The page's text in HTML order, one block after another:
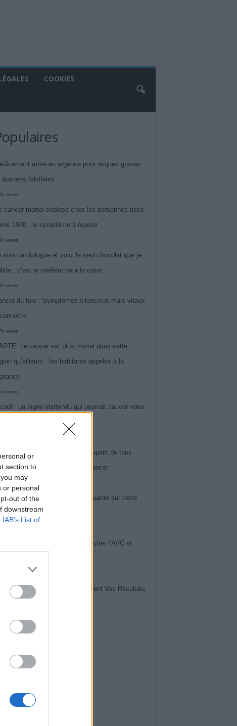
or
section to
may
or personal
out of the
downstream
IAB’s List of
COOKIES
retiré en urgence pour risques graves
données falsifiées
views
cancer mortel explose chez les personnes nées
1980 : le symptôme à repérer
views
suis cardiologue et voici le seul chocolat que je
: c’est le meilleur pour le cœur
views
du foie : Symptômes silencieux mais vitaux
views
Le cancer est plus mortel dans cette
qu’ailleurs : les habitants appelés à la
views
: un signe inattendu qui pourrait sauver votre
le symptôme le plus préoccupant de tous
60 ans : il peut révéler un cancer
views
du genou : la vérité choquante sur cette
en pleine expansion
Astuces de Cardiologues pour Éviter l’AVC et
Comment Lire Facilement Vos Résultats
views